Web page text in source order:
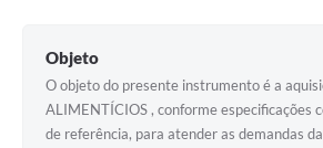
Galeria de Vídeos
Notícias
Objeto
O objeto do presente instrumento é a
ALIMENTÍCIOS , conforme especificações
de referência, para atender as demandas